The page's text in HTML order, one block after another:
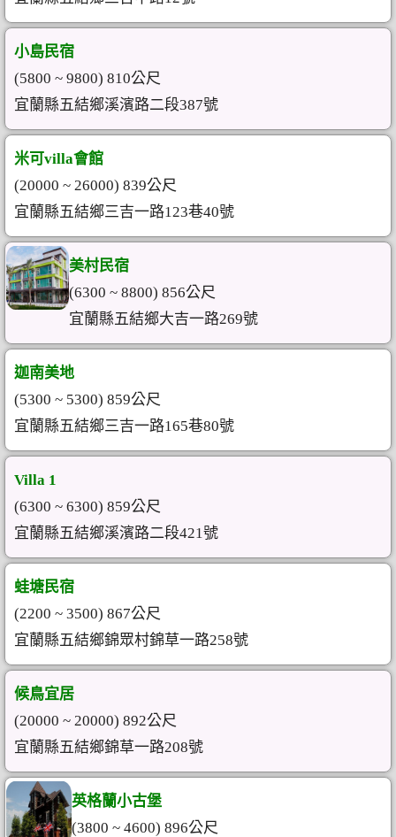
小島民宿
(5800 ~ 9800) 810公尺
宜蘭縣五結鄉溪濱路二段387號
米可villa會館
(20000 ~ 26000) 839公尺
宜蘭縣五結鄉三吉一路123巷40號
美村民宿
(6300 ~ 8800) 856公尺
宜蘭縣五結鄉大吉一路269號
迦南美地
(5300 ~ 5300) 859公尺
宜蘭縣五結鄉三吉一路165巷80號
Villa 1
(6300 ~ 6300) 859公尺
宜蘭縣五結鄉溪濱路二段421號
蛙塘民宿
(2200 ~ 3500) 867公尺
宜蘭縣五結鄉錦眾村錦草一路258號
候鳥宜居
(20000 ~ 20000) 892公尺
宜蘭縣五結鄉錦草一路208號
英格蘭小古堡
(3800 ~ 4600) 896公尺